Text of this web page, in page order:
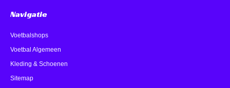
Navigatie
Voetbalshops
Voetbal Algemeen
Kleding & Schoenen
Sitemap